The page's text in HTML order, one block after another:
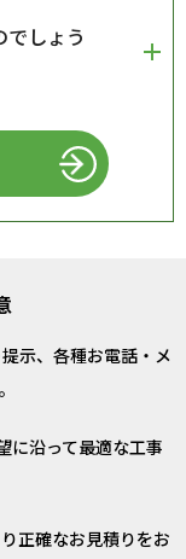
しょう
示、各種お電話・メ
に沿って最適な工事
正確なお見積りをお